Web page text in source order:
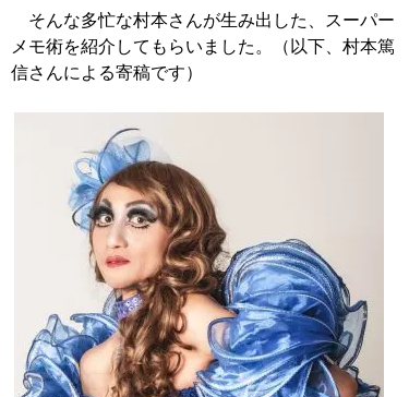
そんな多忙な村本さんが生み出した、スーパー
メモ術を紹介してもらいました。（以下、村本篤
信さんによる寄稿です）